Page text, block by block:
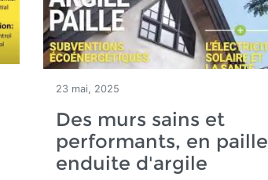
23 mai, 2025
Des murs sains et
performants, en paille
enduite d'argile